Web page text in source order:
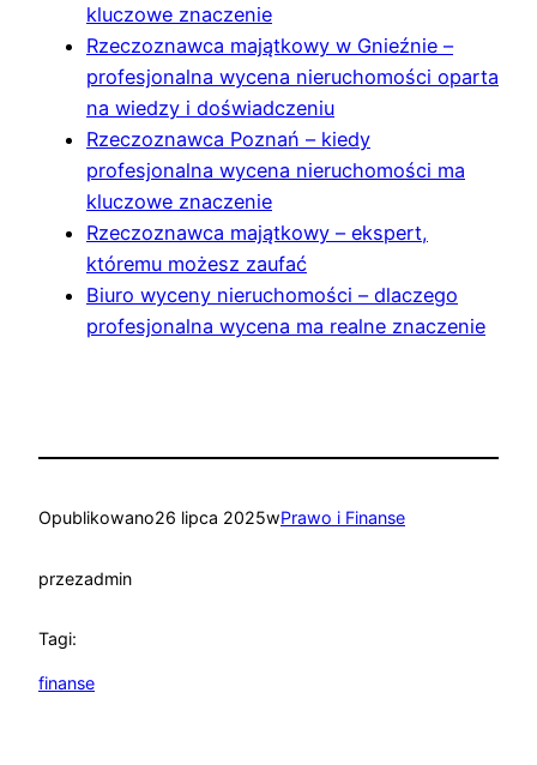
kluczowe znaczenie
Rzeczoznawca majątkowy w Gnieźnie –
profesjonalna wycena nieruchomości oparta
na wiedzy i doświadczeniu
Rzeczoznawca Poznań – kiedy
profesjonalna wycena nieruchomości ma
kluczowe znaczenie
Rzeczoznawca majątkowy – ekspert,
któremu możesz zaufać
Biuro wyceny nieruchomości – dlaczego
profesjonalna wycena ma realne znaczenie
Opublikowano26 lipca 2025wPrawo i Finanse
przezadmin
Tagi:
finanse